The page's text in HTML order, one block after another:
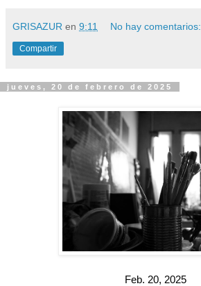
GRISAZUR en 9:11 No hay comentarios:
Compartir
jueves, 20 de febrero de 2025
Feb. 20, 2025